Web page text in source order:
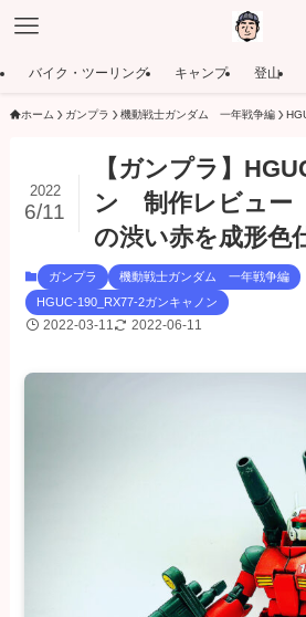
バイク・ツーリング キャンプ 登山
ホーム ガンプラ 機動戦士ガンダム 一年戦争編
【ガンプラ】
ン 制作レビュー
の渋い赤を成形色
2022
6/11
ガンプラ
機動戦士ガンダム 一年戦争編
HGUC-190_RX77-2ガンキャノン
2022-03-11 2022-06-11